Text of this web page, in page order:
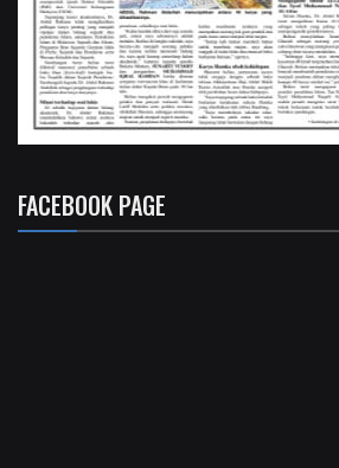
FACEBOOK PAGE